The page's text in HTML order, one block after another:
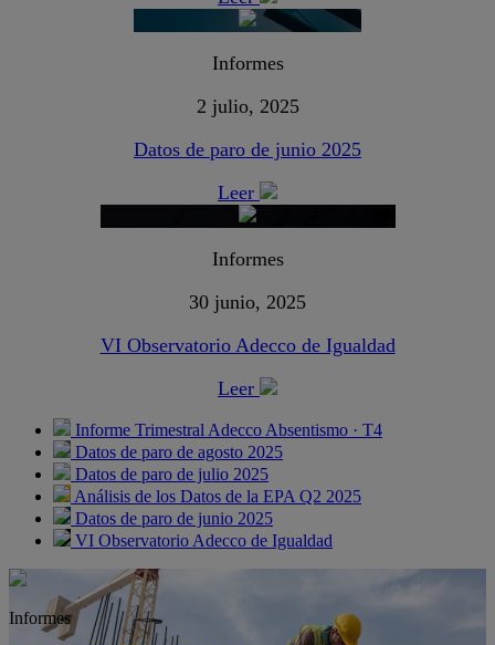
Informes
2 julio, 2025
Datos de paro de junio 2025
Leer
Informes
30 junio, 2025
VI Observatorio Adecco de Igualdad
Leer
Informe Trimestral Adecco Absentismo · T4
Datos de paro de agosto 2025
Datos de paro de julio 2025
Análisis de los Datos de la EPA Q2 2025
Datos de paro de junio 2025
VI Observatorio Adecco de Igualdad
Informes